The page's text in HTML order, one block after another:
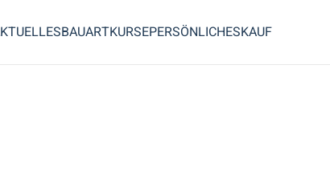
BAUARTKURSEPERSÖNLICHESKAUF